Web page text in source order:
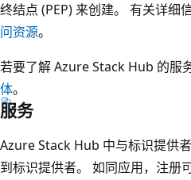
终结点 (PEP) 来创建。 有关详细
问资源。
若要了解 Azure Stack Hub 的服
体。
服务
Azure Stack Hub 中与标识提供
到标识提供者。 如同应用，注册